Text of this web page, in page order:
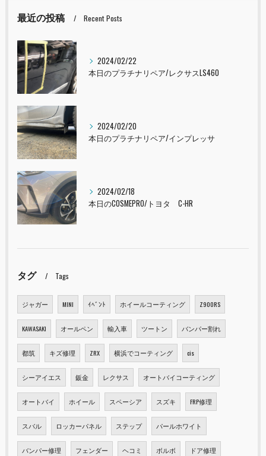
最近の投稿 Recent Posts
2024/02/22
本日のプラチナリペア/レクサスLS460
2024/02/20
本日のプラチナリペア/インプレッサ
2024/02/18
本日のCOSMEPRO/トヨタ C-HR
タグ Tags
ジャガー MINI ｲﾍﾞﾝﾄ ホイールコーティング Z900RS
KAWASAKI オールペン 輸入車 ツートン バンパー割れ
都筑 キズ修理 ZRX 横浜でコーティング cis
シーアイエス 鈑金 レクサス オートバイコーティング
オートバイ ホイール スペーシア スズキ FRP修理
スバル ロッカーパネル ステップ パールホワイト
バンパー修理 フェンダー ヘコミ ボルボ ドア修理